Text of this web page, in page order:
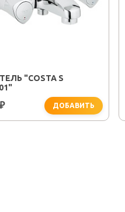
"COSTA S
₽ ДОБАВИТЬ